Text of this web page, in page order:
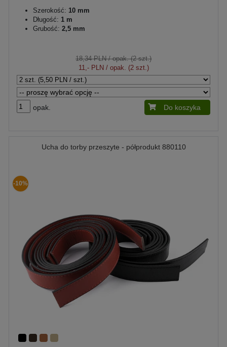
Szerokość: 10 mm
Długość: 1 m
Grubość: 2,5 mm
18,34 PLN/ opak. (2 szt.)
11,- PLN/ opak. (2 szt.)
opak. Do koszyka
Ucha do torby przeszyte - półprodukt 880110
-10%